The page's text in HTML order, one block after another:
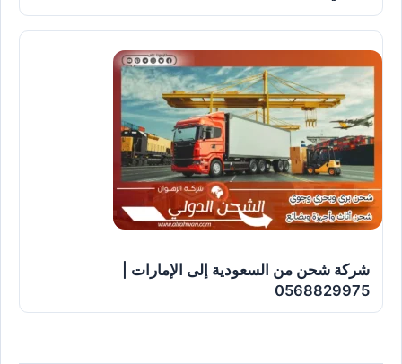
شركة شحن من السعودية إلى الإمارات |
0568829975